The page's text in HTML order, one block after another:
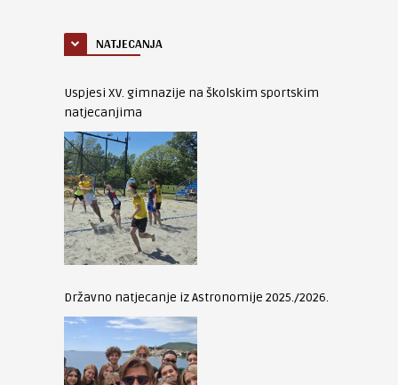
NATJECANJA
Uspjesi XV. gimnazije na školskim sportskim
natjecanjima
Državno natjecanje iz Astronomije 2025./2026.